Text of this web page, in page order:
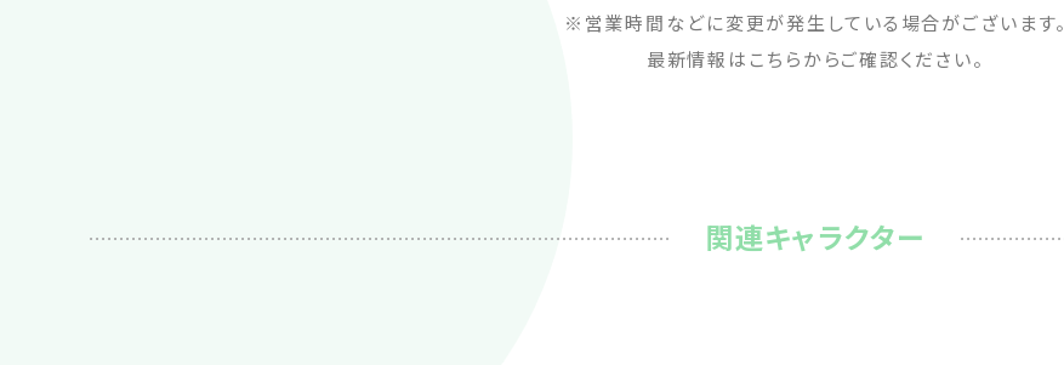
※営業時間などに変更が発生している場合がございます。
最新情報はこちらからご確認ください。
関連キャラクター